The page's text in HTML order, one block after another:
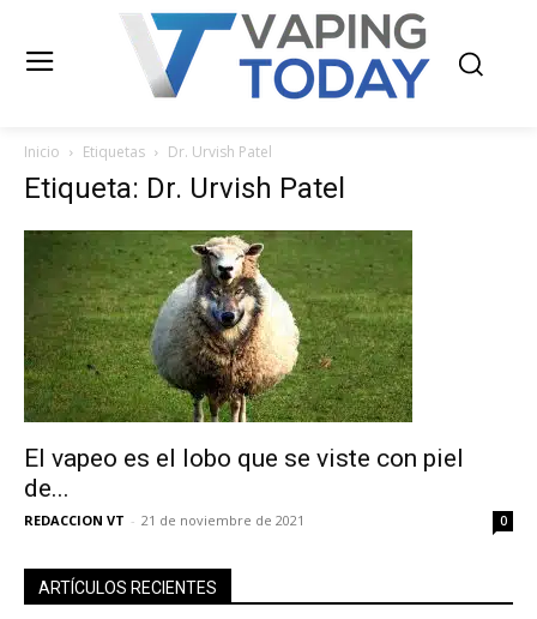
Inicio Etiquetas Dr. Urvish Patel
Etiqueta: Dr. Urvish Patel
El vapeo es el lobo que se viste con piel
de...
REDACCION VT - 21 de noviembre de 2021 0
ARTÍCULOS RECIENTES